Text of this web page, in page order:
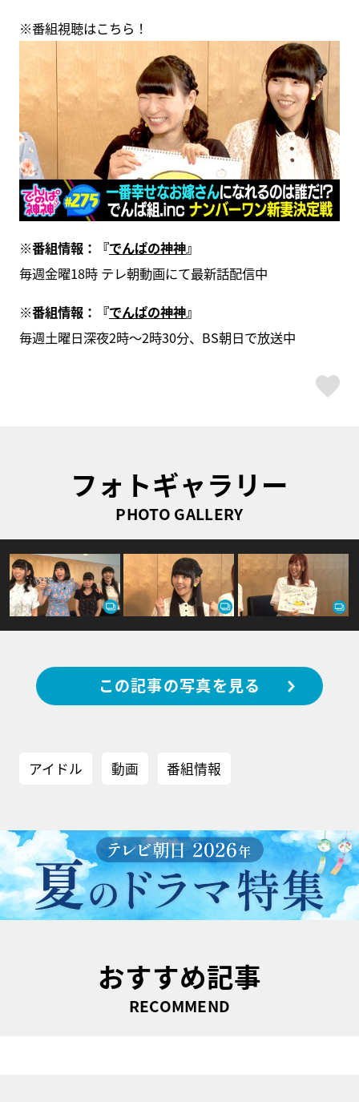
※番組視聴はこちら！
※番組情報：『でんぱの神神』
毎週金曜18時 テレ朝動画にて最新話配信中
※番組情報：『でんぱの神神』
毎週土曜日深夜2時～2時30分、BS朝日で放送中
フォトギャラリー
PHOTO GALLERY
この記事の写真を見る
アイドル 動画 番組情報
おすすめ記事
RECOMMEND